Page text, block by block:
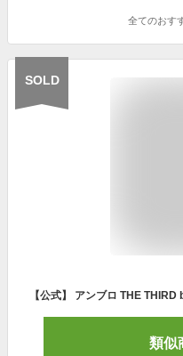
全てのおす
SOLD
類似